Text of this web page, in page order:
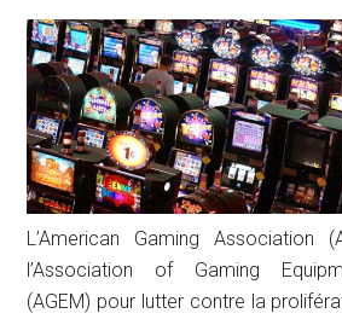
L’American Gaming Association
l’Association of Gaming
(AGEM) pour lutter contre la